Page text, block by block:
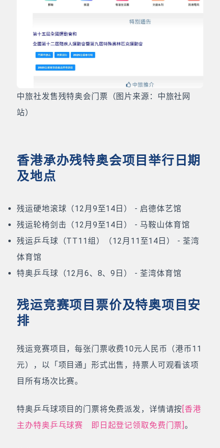
中旅社发售残特奥会门票（图片来源：中旅社网
站）
香港承办残特奥会项目举行日期
及地点
残运硬地滚球（12月9至14日） - 启德体艺馆
残运轮椅剑击（12月9至14日） - 马鞍山体育馆
残运乒乓球（TT11组）（12月11至14日） - 荃湾
体育馆
特奥乒乓球（12月6、8、9日） - 荃湾体育馆
残运竞赛项目票价及特奥项目安
排
残运竞赛项目，每张门票收费10元人民币（港币11
元），以「项目通」形式出售，持票人可观看该项
目所有场次比赛。
特奥乒乓球项目的门票将免费派发，详情请按 [香港
主办特奥乒乓球赛 即日起登记领取免费门票]。